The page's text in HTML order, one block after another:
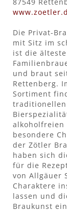
Die Privat-
mit Sitz im
ist die älteste
und braut
Rettenberg.
Sortiment
traditionellen
alkoholfreien
besondere
der Zötler
haben sich
für die
von Allgäuer
Charaktere
lassen und
Braukunst